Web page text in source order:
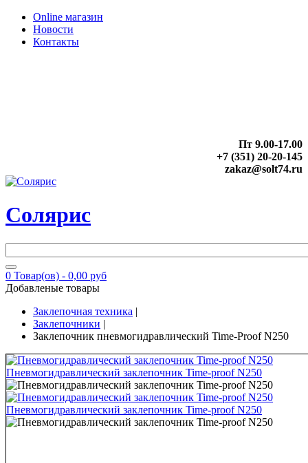
Online магазин
Новости
Контакты
Пт 9.00-17.00
+7 (351) 20-20-145
zakaz@solt74.ru
Солярис
0 Товар(ов) - 0,00 руб
Добавленые товары
Заклепочная техника |
Заклепочники |
Заклепочник пневмогидравлический Time-Proof N250
Пневмогидравлический заклепочник Time-proof N250
Пневмогидравлический заклепочник Time-proof N250